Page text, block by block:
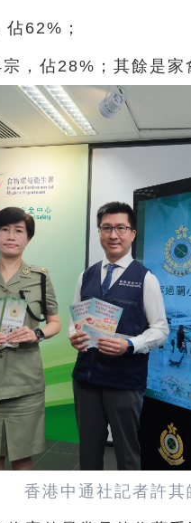
62%；
，佔28%；其餘是家
香港中通社記者許其